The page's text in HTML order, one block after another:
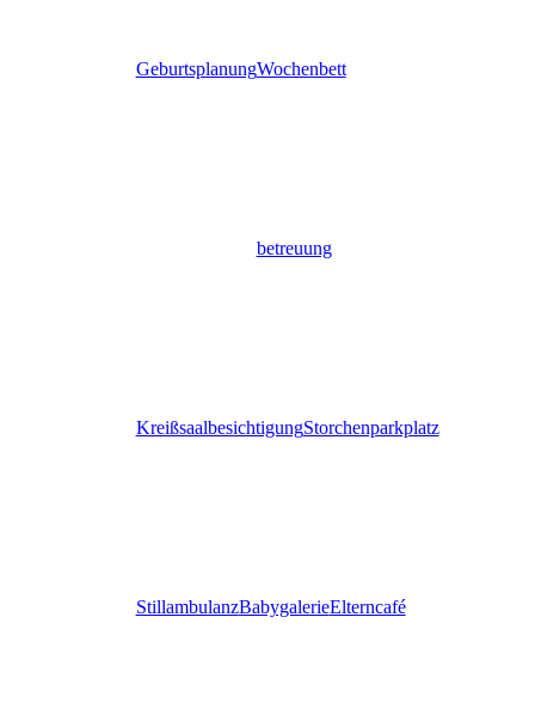
GeburtsplanungWochenbett
betreuung
KreißsaalbesichtigungStorchenparkplatz
StillambulanzBabygalerieElterncafé